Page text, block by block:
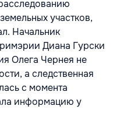
участков,
Начальник
Диана Гурски
Олега Чернея не
а следственная
с момента
информацию у